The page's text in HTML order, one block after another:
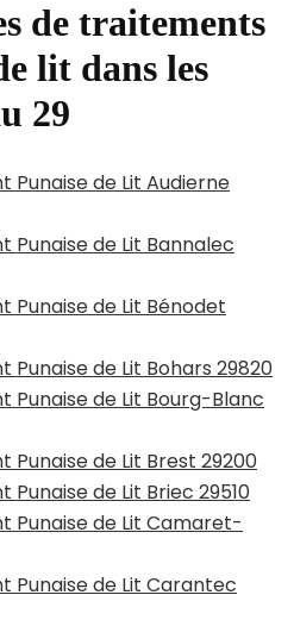
de traitements
lit dans les
29
de Lit Audierne
de Lit Bannalec
Punaise de Lit Bénodet
de Lit Bohars 29820
Punaise de Lit Bourg-Blanc
de Lit Brest 29200
de Lit Briec 29510
Punaise de Lit Camaret-
Punaise de Lit Carantec